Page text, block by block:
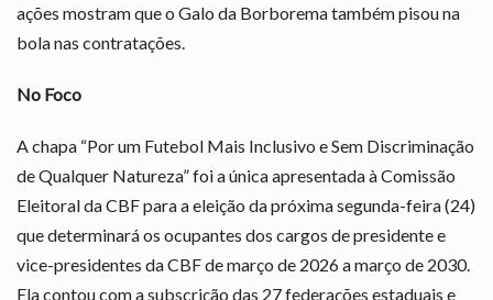
ações mostram que o Galo da Borborema também pisou na
bola nas contratações.
No Foco
A chapa “Por um Futebol Mais Inclusivo e Sem Discriminação
de Qualquer Natureza” foi a única apresentada à Comissão
Eleitoral da CBF para a eleição da próxima segunda-feira (24)
que determinará os ocupantes dos cargos de presidente e
vice-presidentes da CBF de março de 2026 a março de 2030.
Ela contou com a subscrição das 27 federações estaduais e